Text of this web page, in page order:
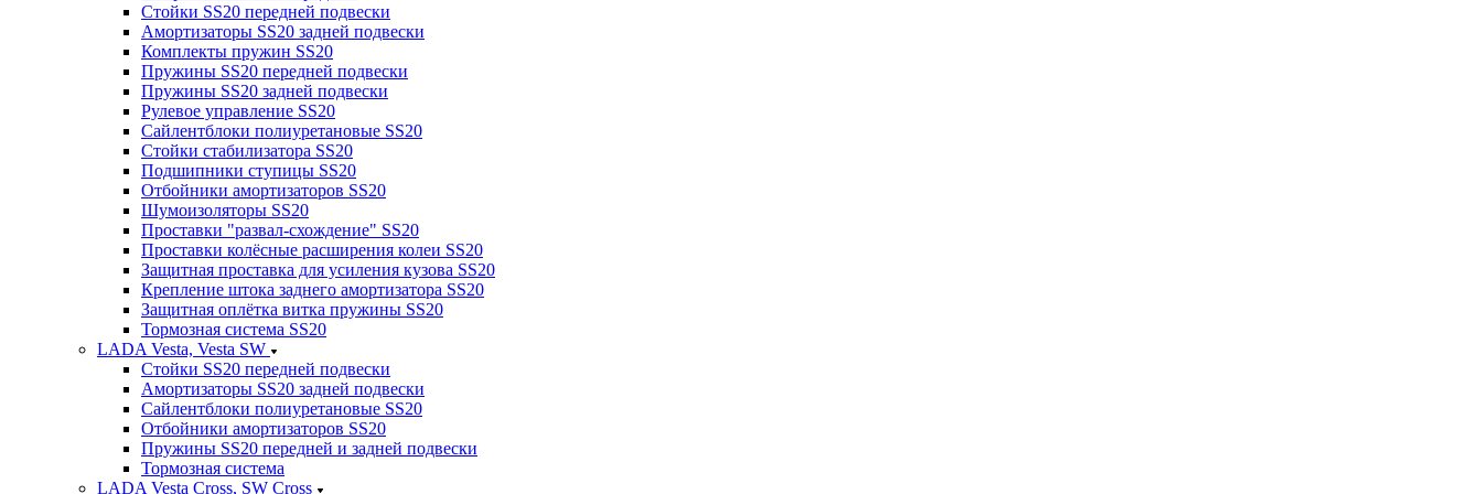
Стойки SS20 передней подвески
Амортизаторы SS20 задней подвески
Комплекты пружин SS20
Пружины SS20 передней подвески
Пружины SS20 задней подвески
Рулевое управление SS20
Сайлентблоки полиуретановые SS20
Стойки стабилизатора SS20
Подшипники ступицы SS20
Отбойники амортизаторов SS20
Шумоизоляторы SS20
Проставки "развал-схождение" SS20
Проставки колёсные расширения колеи SS20
Защитная проставка для усиления кузова SS20
Крепление штока заднего амортизатора SS20
Защитная оплётка витка пружины SS20
Тормозная система SS20
LADA Vesta, Vesta SW
Стойки SS20 передней подвески
Амортизаторы SS20 задней подвески
Сайлентблоки полиуретановые SS20
Отбойники амортизаторов SS20
Пружины SS20 передней и задней подвески
Тормозная система
LADA Vesta Cross, SW Cross